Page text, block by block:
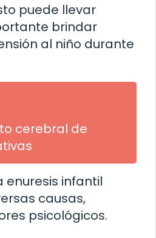
puede llevar
brindar
al niño durante
cerebral de
enuresis infantil
causas,
psicológicos.